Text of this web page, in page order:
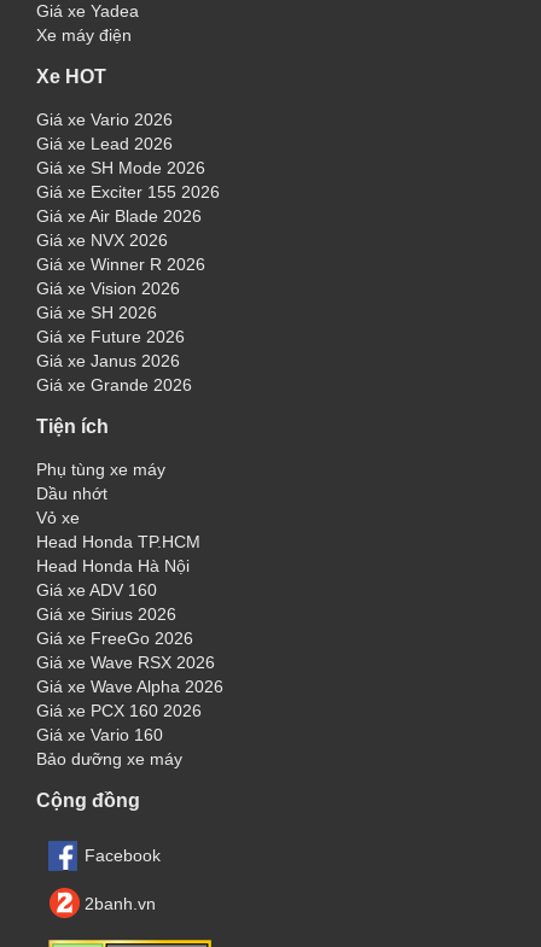
Giá xe Yadea
Xe máy điện
Xe HOT
Giá xe Vario 2026
Giá xe Lead 2026
Giá xe SH Mode 2026
Giá xe Exciter 155 2026
Giá xe Air Blade 2026
Giá xe NVX 2026
Giá xe Winner R 2026
Giá xe Vision 2026
Giá xe SH 2026
Giá xe Future 2026
Giá xe Janus 2026
Giá xe Grande 2026
Tiện ích
Phụ tùng xe máy
Dầu nhớt
Vỏ xe
Head Honda TP.HCM
Head Honda Hà Nội
Giá xe ADV 160
Giá xe Sirius 2026
Giá xe FreeGo 2026
Giá xe Wave RSX 2026
Giá xe Wave Alpha 2026
Giá xe PCX 160 2026
Giá xe Vario 160
Bảo dưỡng xe máy
Cộng đồng
Facebook
2banh.vn